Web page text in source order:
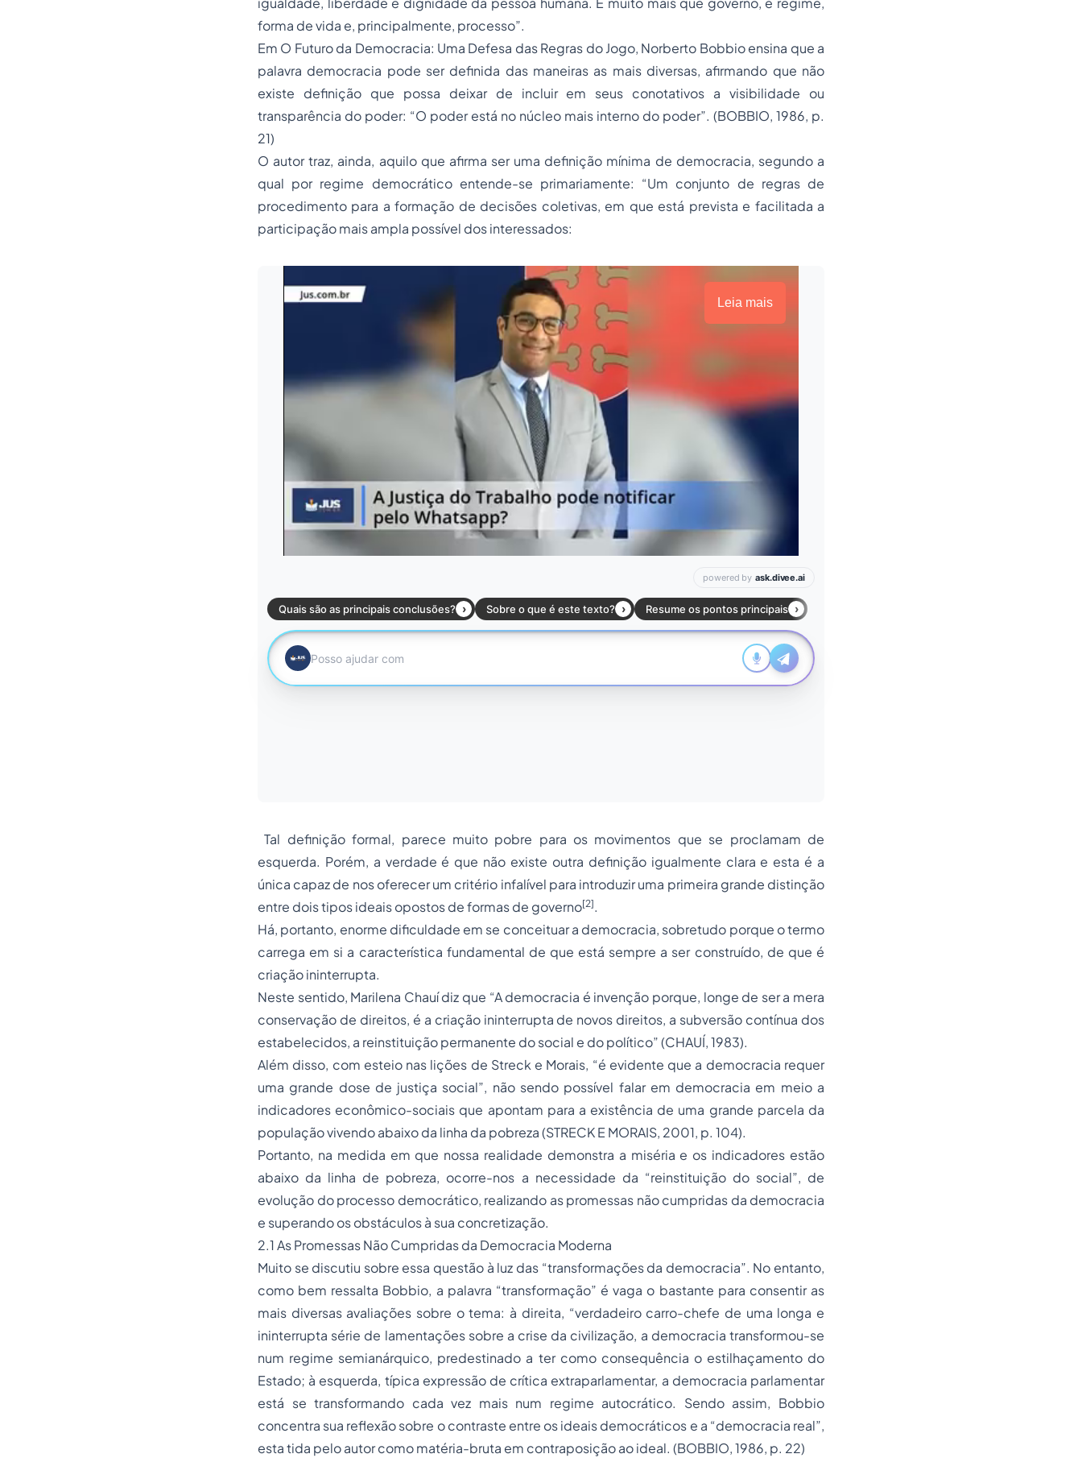
forma de vida e, principalmente, processo”.
Em O Futuro da Democracia: Uma Defesa das Regras do Jogo, Norberto Bobbio ensina que a
palavra democracia pode ser definida das maneiras as mais diversas, afirmando que não
existe definição que possa deixar de incluir em seus conotativos a visibilidade ou
transparência do poder: “O poder está no núcleo mais interno do poder”. (BOBBIO, 1986, p.
21)
O autor traz, ainda, aquilo que afirma ser uma definição mínima de democracia, segundo a
qual por regime democrático entende-se primariamente: “Um conjunto de regras de
procedimento para a formação de decisões coletivas, em que está prevista e facilitada a
participação mais ampla possível dos interessados:
Leia mais
Tal definição formal, parece muito pobre para os movimentos que se proclamam de
esquerda. Porém, a verdade é que não existe outra definição igualmente clara e esta é a
única capaz de nos oferecer um critério infalível para introduzir uma primeira grande distinção
entre dois tipos ideais opostos de formas de governo[2].
Há, portanto, enorme dificuldade em se conceituar a democracia, sobretudo porque o termo
carrega em si a característica fundamental de que está sempre a ser construído, de que é
criação ininterrupta.
Neste sentido, Marilena Chauí diz que “A democracia é invenção porque, longe de ser a mera
conservação de direitos, é a criação ininterrupta de novos direitos, a subversão contínua dos
estabelecidos, a reinstituição permanente do social e do político” (CHAUÍ, 1983).
Além disso, com esteio nas lições de Streck e Morais, “é evidente que a democracia requer
uma grande dose de justiça social”, não sendo possível falar em democracia em meio a
indicadores econômico-sociais que apontam para a existência de uma grande parcela da
população vivendo abaixo da linha da pobreza (STRECK E MORAIS, 2001, p. 104).
Portanto, na medida em que nossa realidade demonstra a miséria e os indicadores estão
abaixo da linha de pobreza, ocorre-nos a necessidade da “reinstituição do social”, de
evolução doprocesso democrático, realizando as promessas não cumpridas da democracia
e superando os obstáculos à sua concretização.
2.1 As Promessas Não Cumpridas da Democracia Moderna
Muito se discutiu sobre essa questão à luz das “transformações da democracia”. No entanto,
como bem ressalta Bobbio, a palavra “transformação” é vaga o bastante para consentir as
mais diversas avaliações sobre o tema: à direita, “verdadeiro carro-chefe de uma longa e
ininterrupta série de lamentações sobre a crise da civilização, a democracia transformou-se
num regime semianárquico, predestinado a ter como consequência o estilhaçamento do
Estado; à esquerda, típica expressão de crítica extraparlamentar, a democracia parlamentar
está se transformando cada vez mais num regime autocrático. Sendo assim, Bobbio
concentra sua reflexão sobre o contraste entre os ideais democráticos e a “democracia real”,
esta tida pelo autor como matéria-bruta em contraposição ao ideal. (BOBBIO, 1986, p. 22)